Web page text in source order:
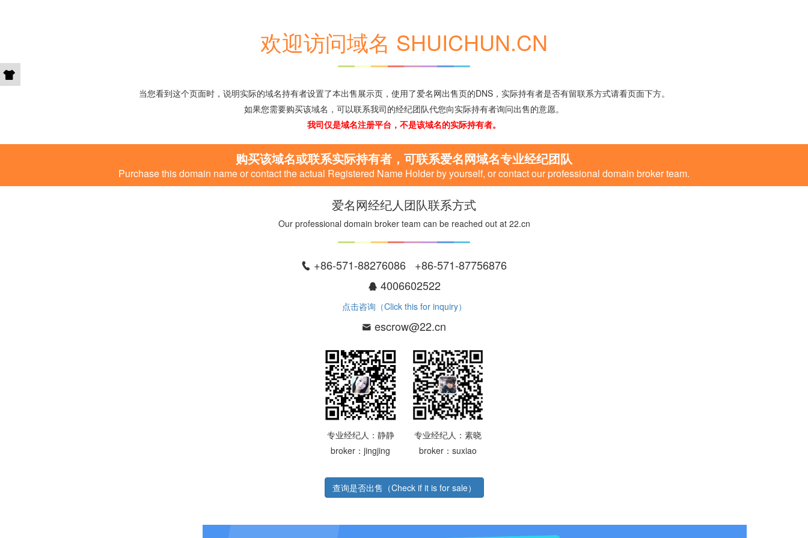
欢迎访问域名 SHUICHUN.CN
当您看到这个页面时，说明实际的域名持有者设置了本出售展示页，使用了爱名网出售页的DNS，实际持有者是否有留联系方式请看页面下方。
如果您需要购买该域名，可以联系我司的经纪团队代您向实际持有者询问出售的意愿。
我司仅是域名注册平台，不是该域名的实际持有者。
购买该域名或联系实际持有者，可联系爱名网域名专业经纪团队
Purchase this domain name or contact the actual Registered Name Holder by yourself, or contact our professional domain broker team.
爱名网经纪人团队联系方式
Our professional domain broker team can be reached out at 22.cn
+86-571-88276086 +86-571-87756876
4006602522
点击咨询（Click this for inquiry）
escrow@22.cn
专业经纪人：静静
broker：jingjing
专业经纪人：素晓
broker：suxiao
查询是否出售（Check if it is for sale）